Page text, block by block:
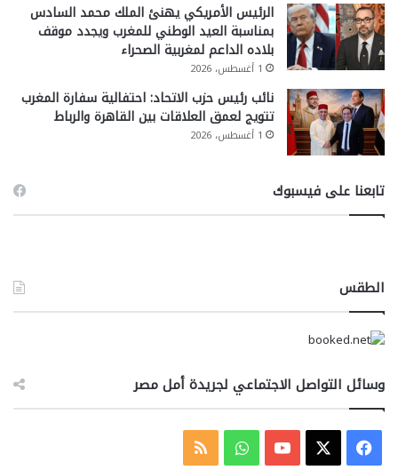
الرئيس الأمريكي يهنئ الملك محمد السادس
بمناسبة العيد الوطني للمغرب ويجدد موقف
بلاده الداعم لمغربية الصحراء
1 أغسطس، 2026
نائب رئيس حزب الاتحاد: احتفالية سفارة المغرب
تتويج لعمق العلاقات بين القاهرة والرباط
1 أغسطس، 2026
تابعنا على فيسبوك
الطقس
وسائل التواصل الاجتماعي لجريدة أمل مصر
فيسبوك ‫YouTubeواتسابملخص